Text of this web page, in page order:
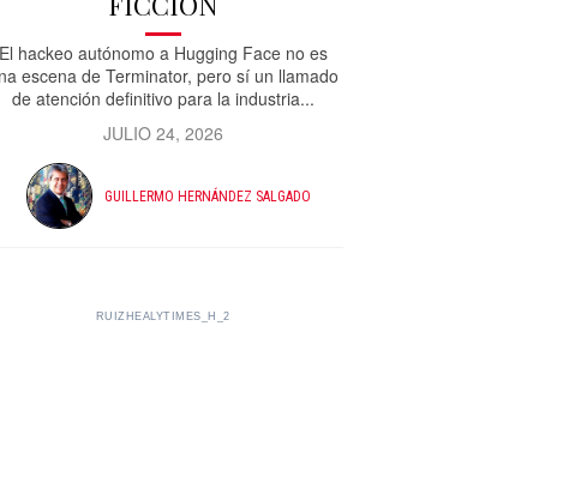
El hackeo autónomo a Hugging Face no es
escena de Terminator, pero sí un llamado
de atención definitivo para la industria...
JULIO 24, 2026
GUILLERMO HERNÁNDEZ SALGADO
RUIZHEALYTIMES_H_2